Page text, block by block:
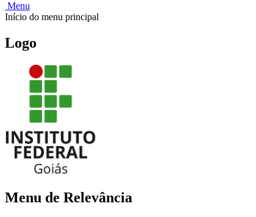
Menu
Início do menu principal
Logo
Menu de Relevância